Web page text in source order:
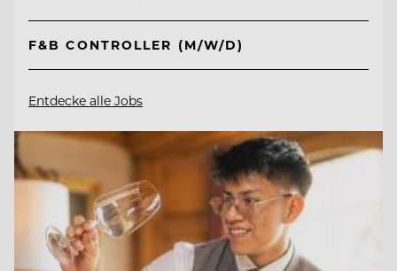
F&B CONTROLLER (M/W/D)
Entdecke alle Jobs